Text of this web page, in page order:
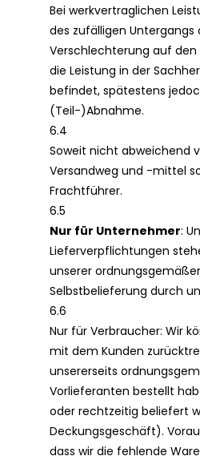
Bei werkvertraglichen
des zufälligen Untergangs
Verschlechterung auf den
die Leistung in der
befindet, spätestens
(Teil-)Abnahme.
6.4
Soweit nicht abweichend
Versandweg und -mittel
Frachtführer.
6.5
Nur für Unternehmer:
Lieferverpflichtungen
unserer
Selbstbelieferung durch
6.6
Nur für Verbraucher: Wir
mit dem Kunden
unsererseits
Vorlieferanten bestellt
oder rechtzeitig beliefert
Deckungsgeschäft).
dass wir die fehlende